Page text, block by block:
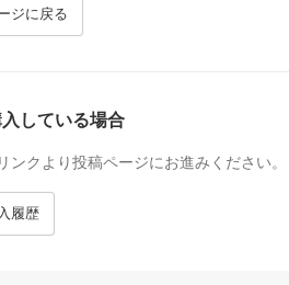
ジに戻る
している場合
クより投稿ページにお進みください。
履歴